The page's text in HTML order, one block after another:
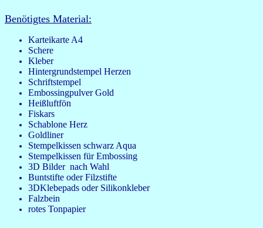
Benötigtes Material:
Karteikarte A4
Schere
Kleber
Hintergrundstempel Herzen
Schriftstempel
Embossingpulver Gold
Heißluftfön
Fiskars
Schablone Herz
Goldliner
Stempelkissen schwarz Aqua
Stempelkissen für Embossing
3D Bilder nach Wahl
Buntstifte oder Filzstifte
3DKlebepads oder Silikonkleber
Falzbein
rotes Tonpapier